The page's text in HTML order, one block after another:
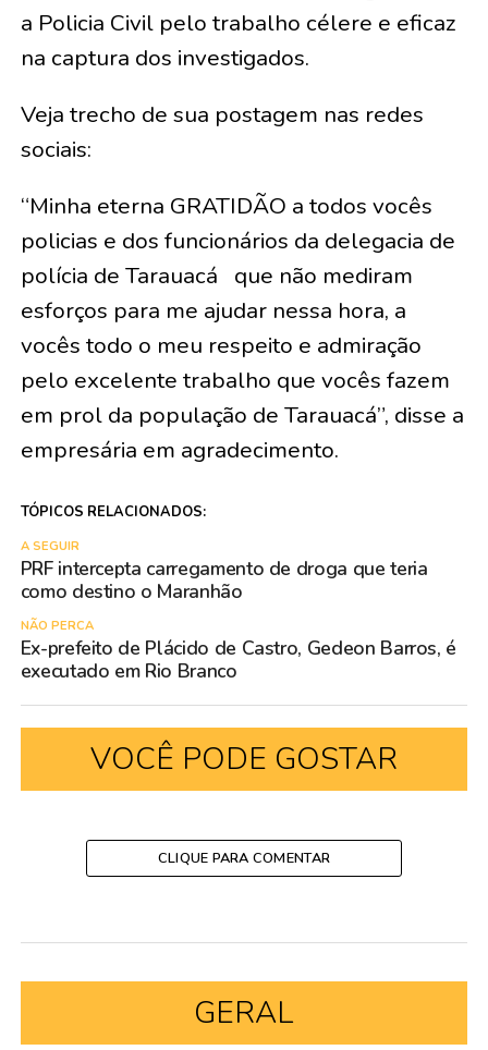
a Policia Civil pelo trabalho célere e eficaz
na captura dos investigados.
Veja trecho de sua postagem nas redes
sociais:
“Minha eterna GRATIDÃO a todos vocês
policias e dos funcionários da delegacia de
polícia de Tarauacá que não mediram
esforços para me ajudar nessa hora, a
vocês todo o meu respeito e admiração
pelo excelente trabalho que vocês fazem
em prol da população de Tarauacá”, disse a
empresária em agradecimento.
TÓPICOS RELACIONADOS:
A SEGUIR
PRF intercepta carregamento de droga que teria
como destino o Maranhão
NÃO PERCA
Ex-prefeito de Plácido de Castro, Gedeon Barros, é
executado em Rio Branco
VOCÊ PODE GOSTAR
CLIQUE PARA COMENTAR
GERAL